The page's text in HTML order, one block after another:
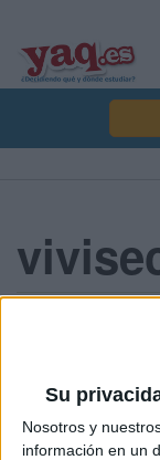
Su
Nosotros y
información en un
Hola quisiera
experimentar con
la UAB se hacen
Gracias